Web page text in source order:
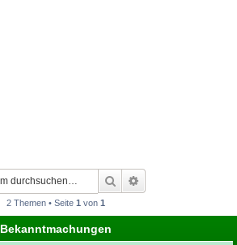
Suche
2 Themen • Seite 1 von 1
Bekanntmachungen